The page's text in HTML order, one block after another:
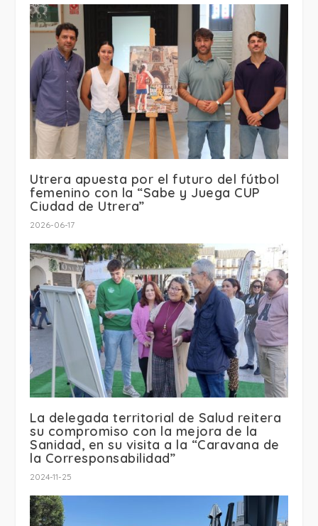
Utrera apuesta por el futuro del fútbol
femenino con la “Sabe y Juega CUP
Ciudad de Utrera”
2026-06-17
La delegada territorial de Salud reitera
su compromiso con la mejora de la
Sanidad, en su visita a la “Caravana de
la Corresponsabilidad”
2024-11-25